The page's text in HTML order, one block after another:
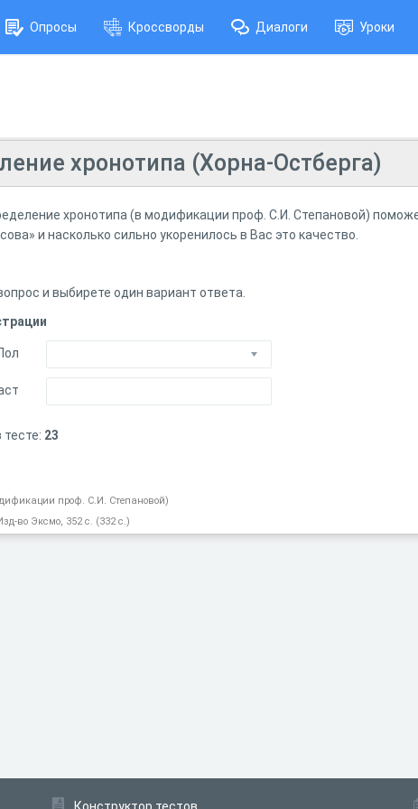
Опросы Кроссворды Диалоги Уроки
хронотипа (Хорна-Остберга)
хронотипа (в модификации проф. С.И. Степановой)
и насколько сильно укоренилось в Вас это качество.
и выбирете один вариант ответа.
23
проф. С.И. Степановой)
во Эксмо, 352 с. (332 с.)